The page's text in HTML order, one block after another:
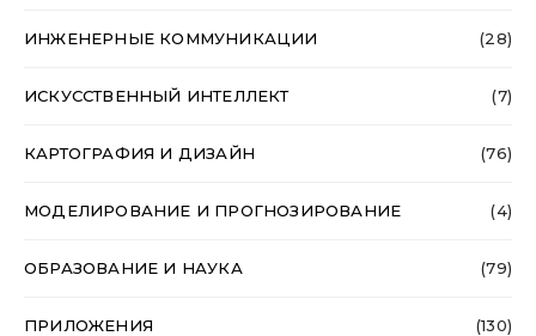
ИНЖЕНЕРНЫЕ КОММУНИКАЦИИ (28)
ИСКУССТВЕННЫЙ ИНТЕЛЛЕКТ (7)
КАРТОГРАФИЯ И ДИЗАЙН (76)
МОДЕЛИРОВАНИЕ И ПРОГНОЗИРОВАНИЕ (4)
ОБРАЗОВАНИЕ И НАУКА (79)
ПРИЛОЖЕНИЯ (130)